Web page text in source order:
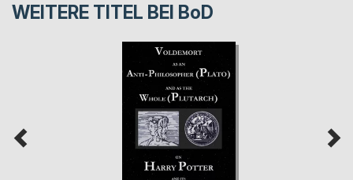
WEITERE TITEL BEI BoD